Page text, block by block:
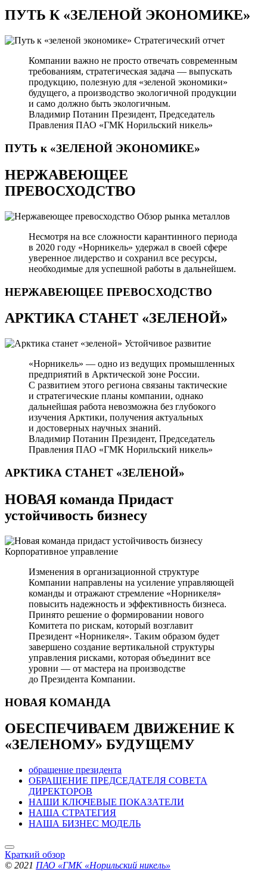
ПУТЬ К«ЗЕЛЕНОЙ ЭКОНОМИКЕ»
Стратегический отчет
Компании важно не просто отвечать современным
требованиям, стратегическая задача — выпускать
продукцию, полезную для «зеленой экономики»
будущего, а производство экологичной продукции
и само должно быть экологичным.
Владимир Потанин Президент, Председатель
Правления ПАО «ГМК Норильский никель»
ПУТЬ к «ЗЕЛЕНОЙ ЭКОНОМИКЕ»
НЕРЖАВЕЮЩЕЕ
ПРЕВОСХОДСТВО
Обзор рынка металлов
Несмотря на все сложности карантинного периода
в 2020 году «Норникель» удержал в своей сфере
уверенное лидерство и сохранил все ресурсы,
необходимые для успешной работы в дальнейшем.
НЕРЖАВЕЮЩЕЕ ПРЕВОСХОДСТВО
АРКТИКА СТАНЕТ «ЗЕЛЕНОЙ»
Устойчивое развитие
«Норникель» — одно из ведущих промышленных
предприятий в Арктической зоне России.
С развитием этого региона связаны тактические
и стратегические планы компании, однако
дальнейшая работа невозможна без глубокого
изучения Арктики, получения актуальных
и достоверных научных знаний.
Владимир Потанин Президент, Председатель
Правления ПАО «ГМК Норильский никель»
АРКТИКА СТАНЕТ «ЗЕЛЕНОЙ»
НОВАЯ команда Придаст
устойчивость бизнесу
Корпоративное управление
Изменения в организационной структуре
Компании направлены на усиление управляющей
команды и отражают стремление «Норникеля»
повысить надежность и эффективность бизнеса.
Принято решение о формировании нового
Комитета по рискам, который возглавит
Президент «Норникеля». Таким образом будет
завершено создание вертикальной структуры
управления рисками, которая объединит все
уровни — от мастера на производстве
до Президента Компании.
НОВАЯ КОМАНДА
ОБЕСПЕЧИВАЕМ ДВИЖЕНИЕ К
«ЗЕЛЕНОМУ» БУДУЩЕМУ
обращение президента
ОБРАЩЕНИЕ ПРЕДСЕДАТЕЛЯ СОВЕТА
ДИРЕКТОРОВ
НАШИ КЛЮЧЕВЫЕ ПОКАЗАТЕЛИ
НАША СТРАТЕГИЯ
НАША БИЗНЕС МОДЕЛЬ
Краткий обзор
© 2021 ПАО «ГМК «Норильский никель»